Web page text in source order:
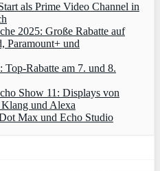
als Prime Video Channel in
2025: Große Rabatte auf
Paramount+ und
Rabatte am 7. und 8.
Show 11: Displays von
Klang und Alexa
Max und Echo Studio